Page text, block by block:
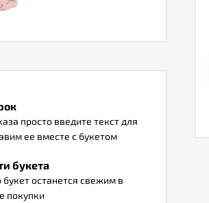
просто введите текст для
ее вместе с букетом
букета
останется свежим в
покупки